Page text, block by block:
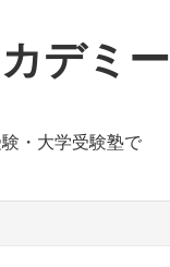
デミー
・大学受験塾で